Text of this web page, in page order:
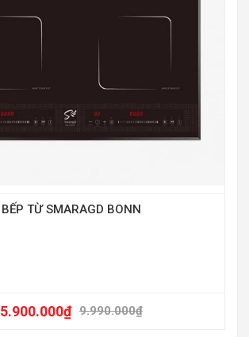
BẾP TỪ SMARAGD BONN
9.990.000₫
5.900.000₫